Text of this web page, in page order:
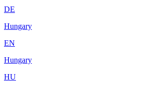
DE
Hungary
EN
Hungary
HU